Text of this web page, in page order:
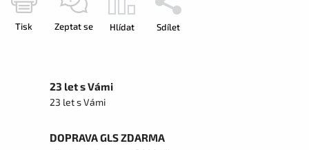
Tisk Zeptat se Hlídat Sdílet
23 let s Vámi
23 let s Vámi
DOPRAVA GLS ZDARMA